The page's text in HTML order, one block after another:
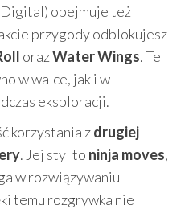
obejmuje też
przygody odblokujesz
orazWater Wings. Te
w walce, jak i w
eksploracji.
korzystania zdrugiej
. Jej styl to ninja moves,
w rozwiązywaniu
temu rozgrywka nie